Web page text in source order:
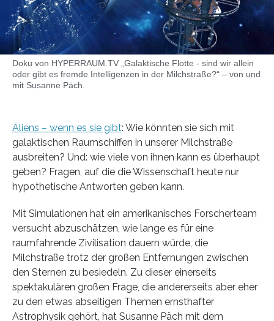
Doku von HYPERRAUM.TV „Galaktische Flotte - sind wir allein
oder gibt es fremde Intelligenzen in der Milchstraße?“ – von und
mit Susanne Päch.
Aliens – wenn es sie gibt: Wie könnten sie sich mit
galaktischen Raumschiffen in unserer Milchstraße
ausbreiten? Und: wie viele von ihnen kann es überhaupt
geben? Fragen, auf die die Wissenschaft heute nur
hypothetische Antworten geben kann.
Mit Simulationen hat ein amerikanisches Forscherteam
versucht abzuschätzen, wie lange es für eine
raumfahrende Zivilisation dauern würde, die
Milchstraße trotz der großen Entfernungen zwischen
den Sternen zu besiedeln. Zu dieser einerseits
spektakulären großen Frage, die andererseits aber eher
zu den etwas abseitigen Themen ernsthafter
Astrophysik gehört, hat Susanne Päch mit dem